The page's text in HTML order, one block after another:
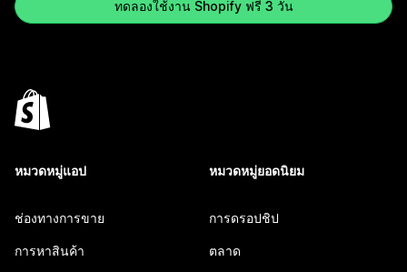
ทดลองใช้งาน Shopify ฟรี 3 วัน
หมวดหมู่แอป
ช่องทางการขาย
การหาสินค้า
หมวดหมู่ยอดนิยม
การดรอปชิป
ตลาด